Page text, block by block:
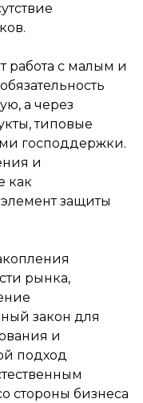
работа с малым и
а через
типовые
господдержки.
и
как
защиты
рынка,
закон для
и
подход
стороны бизнеса